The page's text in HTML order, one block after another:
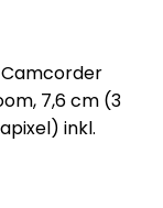
Camcorder
7,6 cm (3
inkl.